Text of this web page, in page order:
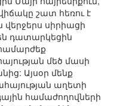
շատ հեռու է
վերջերս սիրիացի
դատարկեցին
մեծ մասի
Այսօր մենք
աղետի
համաժողովների